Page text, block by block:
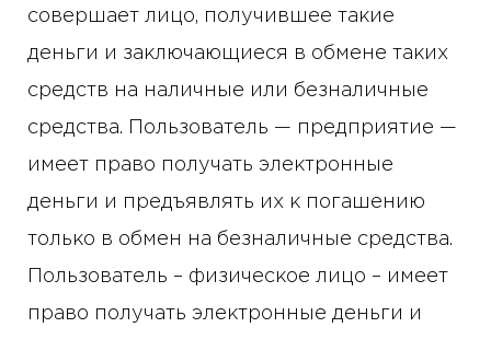
совершает лицо, получившее такие
деньги и заключающиеся в обмене таких
средств на наличные или безналичные
средства. Пользователь — предприятие —
имеет право получать электронные
деньги и предъявлять их к погашению
только в обмен на безналичные средства.
Пользователь – физическое лицо – имеет
право получать электронные деньги и